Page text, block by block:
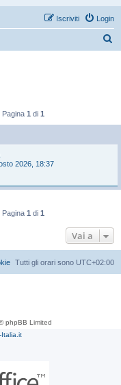
Login
Iscriviti
Pagina 1 di 1
2026, 18:37
Pagina 1 di 1
Vai a
Tutti gli orari sono UTC+02:00
phpBB Limited